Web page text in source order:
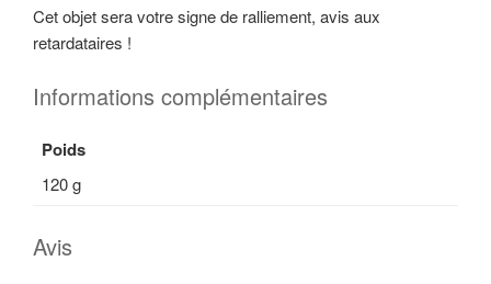
Cet objet sera votre signe de ralliement, avis aux
retardataires !
Informations complémentaires
Poids
120 g
Avis